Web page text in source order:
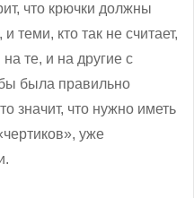
что крючки должны
теми, кто так не считает,
те, и на другие с
была правильно
значит, что нужно иметь
уже